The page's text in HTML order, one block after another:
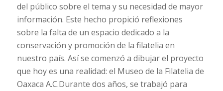
del público sobre el tema y su necesidad de mayor
información. Este hecho propició reflexiones
sobre la falta de un espacio dedicado a la
conservación y promoción de la filatelia en
nuestro país. Así se comenzó a dibujar el proyecto
que hoy es una realidad: el Museo de la Filatelia de
Oaxaca A.C.Durante dos años, se trabajó para